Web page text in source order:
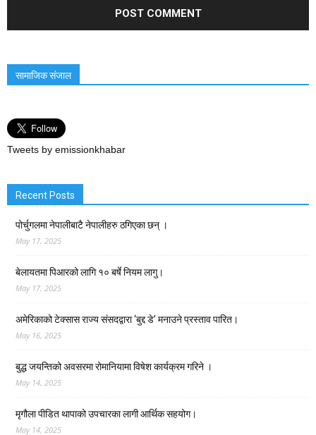
सामाजिक संजाल
Tweets by emissionkhabar
Recent Posts
पोर्चुगलमा नेपालीबाटै नेपालीहरु ठगिएका छन् ।
May 17, 2025
बेलायतमा पिआरको लागि १० बर्षे नियम लागु।
May 17, 2025
अमेरिकाको टेक्सास राज्य संसदद्वारा ‘बुद्द डे’ मनाउने प्रस्ताव पारित।
May 16, 2025
बुद्ध जयन्तिको अवसरमा रोमानियामा विषेश कार्यक्रम गरिने ।
May 14, 2025
मृगौला पीडित थापाको उपचारका लागी आर्थिक सहयोग।
May 14, 2025